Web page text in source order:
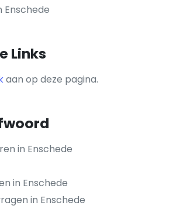
Enschede
Links
aan op deze pagina.
in Enschede
in Enschede
in Enschede